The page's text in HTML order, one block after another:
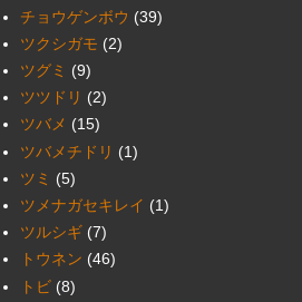
チョウゲンボウ (39)
ツクシガモ (2)
ツグミ (9)
ツツドリ (2)
ツバメ (15)
ツバメチドリ (1)
ツミ (5)
ツメナガセキレイ (1)
ツルシギ (7)
トウネン (46)
トビ (8)